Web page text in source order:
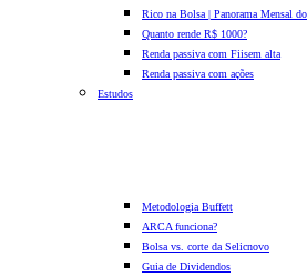
Rico na Bolsa | Panorama Mensal
Quanto rende R$ 1000?
Renda passiva com Fiisem alta
Renda passiva com ações
Estudos
Metodologia Buffett
ARCA funciona?
Bolsa vs. corte da Selicnovo
Guia de Dividendos